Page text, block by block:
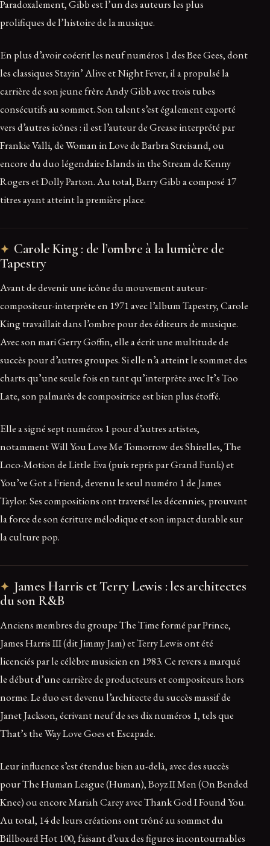
Paradoxalement, Gibb est l’un des auteurs les plus
prolifiques de l’histoire de la musique.
En plus d’avoir coécrit les neuf numéros 1 des Bee Gees, dont
les classiques Stayin’ Alive et Night Fever, il a propulsé la
carrière de son jeune frère Andy Gibb avec trois tubes
consécutifs au sommet. Son talent s’est également exporté
vers d’autres icônes : il est l’auteur de Grease interprété par
Frankie Valli, de Woman in Love de Barbra Streisand, ou
encore du duo légendaire Islands in the Stream de Kenny
Rogers et Dolly Parton. Au total, Barry Gibb a composé 17
titres ayant atteint la première place.
Carole King : de l’ombre à la lumière de
Tapestry
Avant de devenir une icône du mouvement auteur-
compositeur-interprète en 1971 avec l’album Tapestry, Carole
King travaillait dans l’ombre pour des éditeurs de musique.
Avec son mari Gerry Goffin, elle a écrit une multitude de
succès pour d’autres groupes. Si elle n’a atteint le sommet des
charts qu’une seule fois en tant qu’interprète avec It’s Too
Late, son palmarès de compositrice est bien plus étoffé.
Elle a signé sept numéros 1 pour d’autres artistes,
notamment Will You Love Me Tomorrow des Shirelles, The
Loco-Motion de Little Eva (puis repris par Grand Funk) et
You’ve Got a Friend, devenu le seul numéro 1 de James
Taylor. Ses compositions ont traversé les décennies, prouvant
la force de son écriture mélodique et son impact durable sur
la culture pop.
James Harris et Terry Lewis : les architectes
du son R&B
Anciens membres du groupe The Time formé par Prince,
James Harris III (dit Jimmy Jam) et Terry Lewis ont été
licenciés par le célèbre musicien en 1983. Ce revers a marqué
le début d’une carrière de producteurs et compositeurs hors
norme. Le duo est devenu l’architecte du succès massif de
Janet Jackson, écrivant neuf de ses dix numéros 1, tels que
That’s the Way Love Goes et Escapade.
Leur influence s’est étendue bien au-delà, avec des succès
pour The Human League (Human), Boyz II Men (On Bended
Knee) ou encore Mariah Carey avec Thank God I Found You.
Au total, 14 de leurs créations ont trôné au sommet du
Billboard Hot 100, faisant d’eux des figures incontournables